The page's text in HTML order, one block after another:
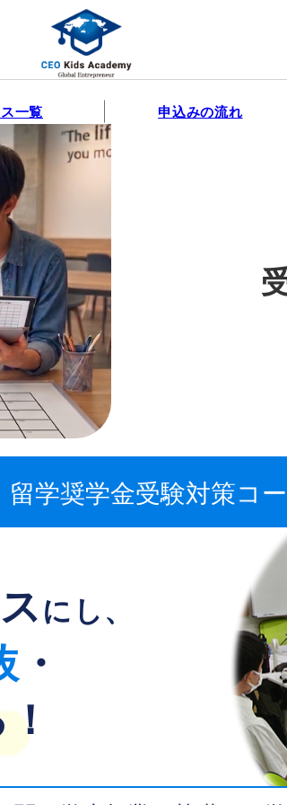
一覧 申込みの流れ
学奨学金受験対策コ
にし、
・